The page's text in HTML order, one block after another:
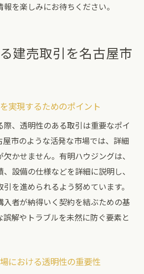
を楽しみにお待ちください。
建売取引を名古屋市
実現するためのポイント
、透明性のある取引は重要なポイ
屋市のような活発な市場では、詳細
かせません。有明ハウジングは、
設備の仕様などを詳細に説明し、
を進められるよう努めています。
入者が納得いく契約を結ぶための基
解やトラブルを未然に防ぐ要素と
における透明性の重要性